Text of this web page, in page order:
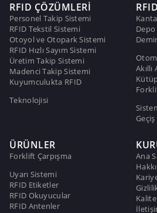
RFID ÇÖZÜMLERİ
Personel Takip Sistemi
RFID Tekstil Sistemi
Otoyol ve Otopark Sistemi
RFID Hızlı Sayım Sistemi
Üretim Takip Sistemi
Madenci Takip Sistemi
Kuyumculukta RFID
Teknolojisi
ÜRÜNLER
Forklift Çarpışma
Uyarı Sistemi
RFID Etiketler
RFID Okuyucular
RFID Antenler
Ana